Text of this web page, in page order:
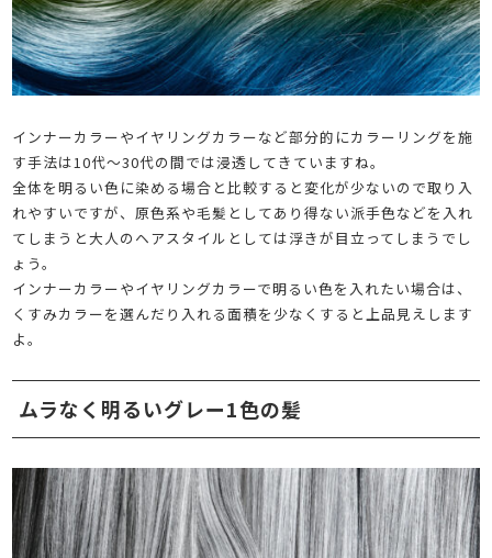
インナーカラーやイヤリングカラーなど部分的にカラーリングを施
す手法は10代～30代の間では浸透してきていますね。
全体を明るい色に染める場合と比較すると変化が少ないので取り入
れやすいですが、原色系や毛髪としてあり得ない派手色などを入れ
てしまうと大人のヘアスタイルとしては浮きが目立ってしまうでし
ょう。
インナーカラーやイヤリングカラーで明るい色を入れたい場合は、
くすみカラーを選んだり入れる面積を少なくすると上品見えします
よ。
ムラなく明るいグレー1色の髪